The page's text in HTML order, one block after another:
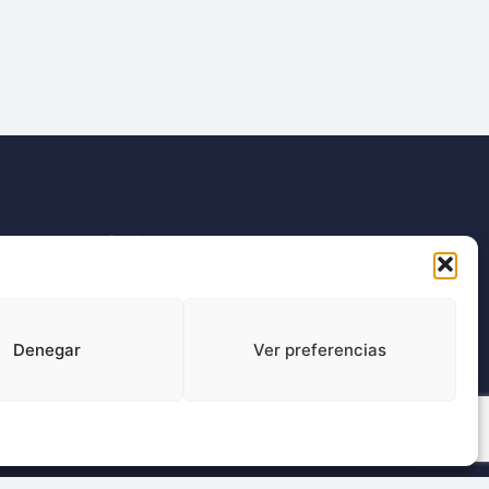
Denegar Ver preferencias
Dónde estamos: